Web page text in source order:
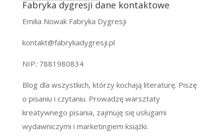
Fabryka dygresji dane kontaktowe
Emilia Nowak Fabryka Dygresji
kontakt@fabrykadygresji.pl
NIP: 7881980834
Blog dla wszystkich, którzy kochają literaturę. Piszę
o pisaniu i czytaniu. Prowadzę warsztaty
kreatywnego pisania, zajmuję się usługami
wydawniczymi i marketingiem książki.